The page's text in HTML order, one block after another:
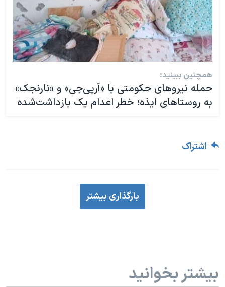
همچنین ببینید:
حمله نیروهای حکومتی با «آرپی‌جی» و «نارنجک»
به روستاهای ایذه؛ خطر اعدام یک بازداشت‌شده
اشتراک
بارگذاری بیشتر
بیشتر بخوانید